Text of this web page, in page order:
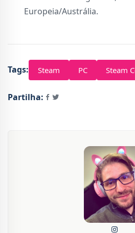
Europeia/Austrália.
Tags: Steam PC Steam
Partilha: